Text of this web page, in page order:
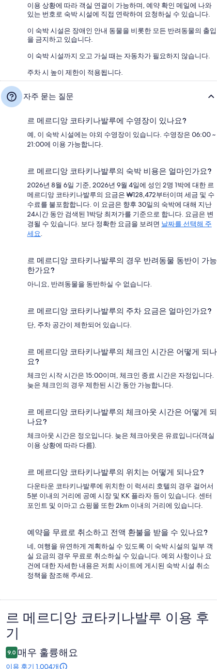
이용 상황에 따라 객실 연결이 가능하며, 예약 확인 메일에 나와
있는 번호로 숙박 시설에 직접 연락하여 요청하실 수 있습니다.
이 숙박 시설은 장애인 안내 동물을 비롯한 모든 반려동물의 출입
을 금지하고 있습니다.
이 숙박 시설까지 오고 가실 때는 자동차가 필요하지 않습니다.
주차 시 높이 제한이 적용됩니다.
자주 묻는 질문
르 메르디앙 코타키나발루에 수영장이 있나요?
예, 이 숙박 시설에는 야외 수영장이 있습니다. 수영장은 06:00 ~
21:00에 이용 가능합니다.
르 메르디앙 코타키나발루의 숙박 비용은 얼마인가요?
2026년 8월 6일 기준, 2026년 9월 4일에 성인 2명 1박에 대한 르
메르디앙 코타키나발루의 요금은 ₩128,472부터이며 세금 및 수
수료를 불포함합니다. 이 요금은 향후 30일의 숙박에 대해 지난
24시간 동안 검색된 1박당 최저가를 기준으로 합니다. 요금은 변
경될 수 있습니다. 보다 정확한 요금을 보려면 날짜를 선택해 주
세요.
르 메르디앙 코타키나발루의 경우 반려동물 동반이 가능
한가요?
아니요, 반려동물을 동반하실 수 없습니다.
르 메르디앙 코타키나발루의 주차 요금은 얼마인가요?
단, 주차 공간이 제한되어 있습니다.
르 메르디앙 코타키나발루의 체크인 시간은 어떻게 되나
요?
체크인 시작 시간은 15:00이며, 체크인 종료 시간은 자정입니다.
늦은 체크인의 경우 제한된 시간 동안 가능합니다.
르 메르디앙 코타키나발루의 체크아웃 시간은 어떻게 되
나요?
체크아웃 시간은 정오입니다. 늦은 체크아웃은 유료입니다(객실
이용 상황에 따라 다름).
르 메르디앙 코타키나발루의 위치는 어떻게 되나요?
다운타운 코타키나발루에 위치한 이 럭셔리 호텔의 경우 걸어서
5분 이내의 거리에 공예 시장 및 KK 플라자 등이 있습니다. 센터
포인트 및 이마고 쇼핑몰 또한 2km 이내의 거리에 있습니다.
예약을 무료로 취소하고 전액 환불을 받을 수 있나요?
네, 여행을 유연하게 계획하실 수 있도록 이 숙박 시설의 일부 객
실 요금의 경우 무료로 취소하실 수 있습니다. 예외 사항이나 요
건에 대한 자세한 내용은 저희 사이트에 게시된 숙박 시설 취소
정책을 참조해 주세요.
이
용
후
기
르 메르디앙 코타키나발루 이용 후
기
9.0 매우 훌륭해요
이용 후기 1,004개